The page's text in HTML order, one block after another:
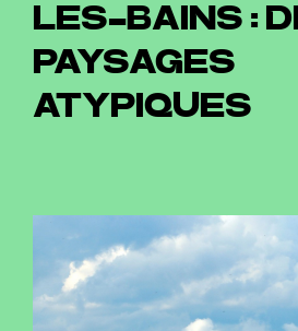
LES-BAINS :
PAYSAGES
ATYPIQUES